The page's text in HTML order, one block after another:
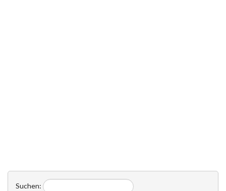
Suchen: